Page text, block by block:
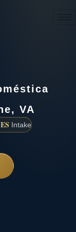
VA
Intake